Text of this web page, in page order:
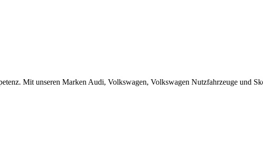
Mit unseren Marken Audi, Volkswagen, Volkswagen Nutzfahrzeuge und